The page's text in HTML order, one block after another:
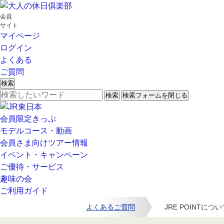
会員
サイト
マイページ
ログイン
よくある
ご質問
検索
検索 検索フォームを閉じる
会員限定きっぷ
モデルコース・動画
会員さま向けツアー情報
イベント・キャンペーン
ご優待・サービス
趣味の会
ご利用ガイド
よくあるご質問 JRE POINTについ